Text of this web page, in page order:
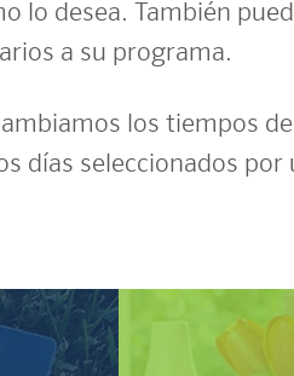
lo desea. También
a su programa.
los tiempos
días seleccionados por